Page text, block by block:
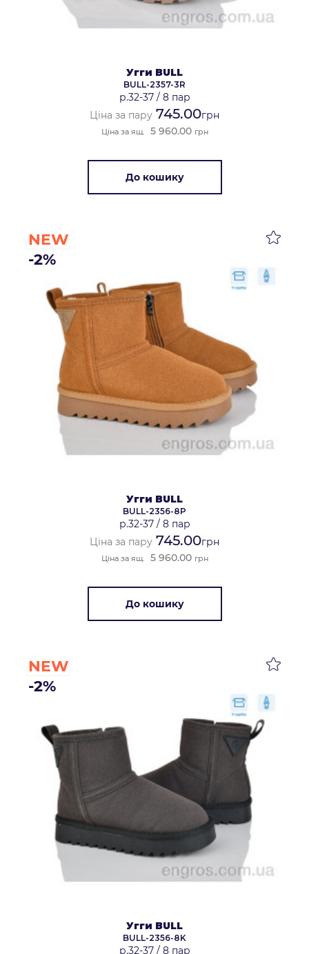
Угги BULL
BULL-2357-3R
р.32-37/ 8 пар
Ціна за пару 745.00грн
Ціна за ящ. 5 960.00 грн
До кошику
NEW
-2%
Угги BULL
BULL-2356-8P
р.32-37/ 8 пар
Ціна за пару 745.00грн
Ціна за ящ. 5 960.00 грн
До кошику
NEW
-2%
Угги BULL
BULL-2356-8K
р.32-37/ 8 пар